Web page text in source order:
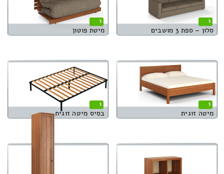
1
סלון – ספת 3 מושבים
1
מיטת פוטון
1
מיטה זוגית
1
בסיס מיטה זוגית